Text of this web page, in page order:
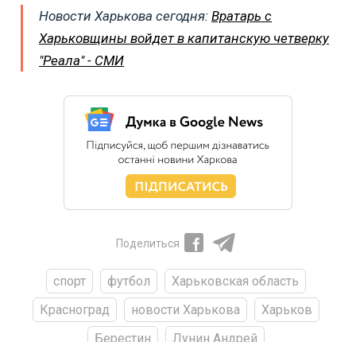
Новости Харькова сегодня: Вратарь с
Харьковщины войдет в капитанскую четверку
"Реала" - СМИ
Поделиться
спорт футбол
Харьковская область
Красноград
новости Харькова
Харьков
Берестин
Лунин Андрей